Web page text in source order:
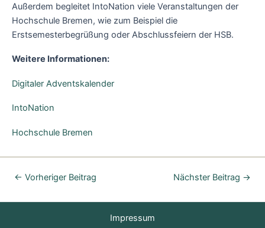
Außerdem begleitet IntoNation viele Veranstaltungen der
Hochschule Bremen, wie zum Beispiel die
Erstsemesterbegrüßung oder Abschlussfeiern der HSB.
Weitere Informationen:
Digitaler Adventskalender
IntoNation
Hochschule Bremen
← Vorheriger Beitrag Nächster Beitrag →
Impressum